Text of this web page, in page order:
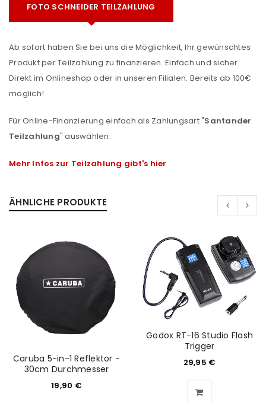
ANMELDEN
FOTO SCHNEIDER TEILZAHLUNG
Ab sofort haben Sie bei uns die Möglichkeit, Ihr gewünschtes
Produkt per Teilzahlung zu finanzieren. Einfach und sicher.
Direkt im Onlineshop oder in unseren Filialen. Bereits ab 100€
möglich!
Für Online-Finanzierung einfach als Zahlungsart "Santander
Teilzahlung" auswählen.
Mehr Infos zur Teilzahlung gibt's hier
ÄHNLICHE PRODUKTE
Caruba 5-in-1 Reflektor -
30cm Durchmesser
19,90 €
Godox RT-16 Studio Flash
Trigger
29,95 €